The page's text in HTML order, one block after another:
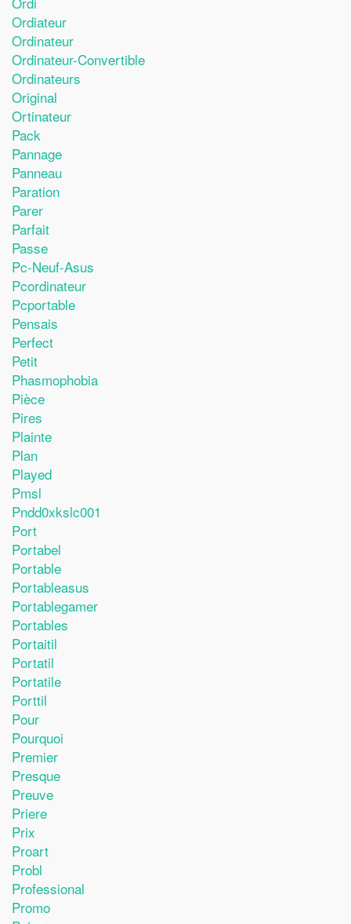
Ordiateur
Ordinateur
Ordinateur-Convertible
Ordinateurs
Original
Ortinateur
Pack
Pannage
Panneau
Paration
Parer
Parfait
Passe
Pc-Neuf-Asus
Pcordinateur
Pcportable
Pensais
Perfect
Petit
Phasmophobia
Pièce
Pires
Plainte
Plan
Played
Pmsl
Pndd0xkslc001
Port
Portabel
Portable
Portableasus
Portablegamer
Portables
Portaitil
Portatil
Portatile
Porttil
Pour
Pourquoi
Premier
Presque
Preuve
Priere
Prix
Proart
Probl
Professional
Promo